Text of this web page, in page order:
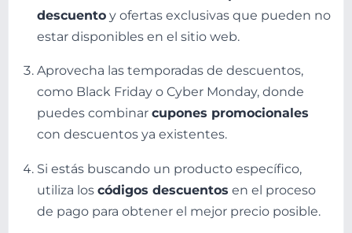
descuento y ofertas exclusivas que pueden no
estar disponibles en el sitio web.
Aprovecha las temporadas de descuentos,
como Black Friday o Cyber Monday, donde
puedes combinar cupones promocionales
con descuentos ya existentes.
Si estás buscando un producto específico,
utiliza los códigos descuentos en el proceso
de pago para obtener el mejor precio posible.